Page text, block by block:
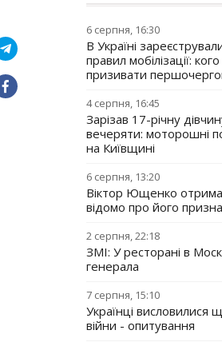
6 серпня, 16:30
В Україні
правил мобілізації:
призивати
4 серпня, 16:45
Зарізав 17-річну
вечеряти: моторошні
на Київщині
6 серпня, 13:20
Віктор Ющенко
відомо про його
2 серпня, 22:18
ЗМІ: У ресторані в
генерала
7 серпня, 15:10
Українці висловилися
війни - опитування